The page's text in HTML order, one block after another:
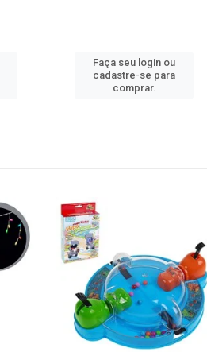
Faça seu login ou
cadastre-se para
comprar.